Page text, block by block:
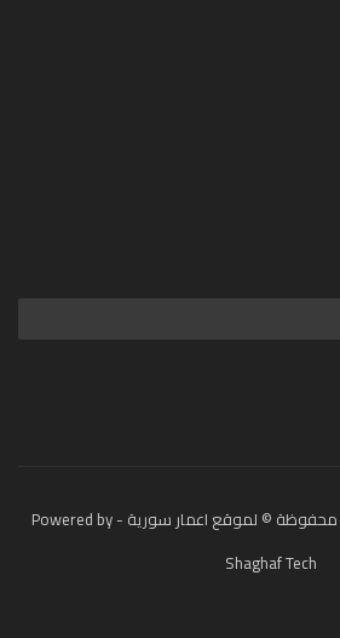
جميع حقوق الطبع و النشر محفوظة © لموقع اعمار سورية - Powered by
Shaghaf Tech